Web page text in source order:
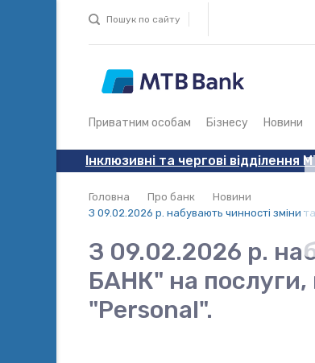
Пошук по сайту
Приватним особам Бізнесу Новини
Інклюзивні та чергові
Головна Про банк
Новини
З 09.02.2026 р. набувають чинності зміни
З 09.02.2026 р.
БАНК" на
"Personal".